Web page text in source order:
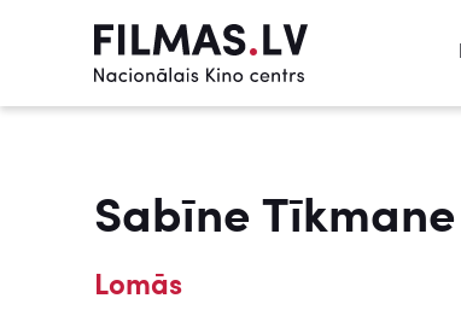
Sabīne Tīkmane
Lomās